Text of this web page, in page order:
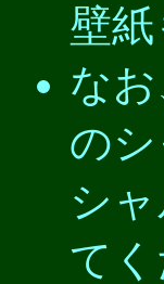
壁
な
の
シ
てく